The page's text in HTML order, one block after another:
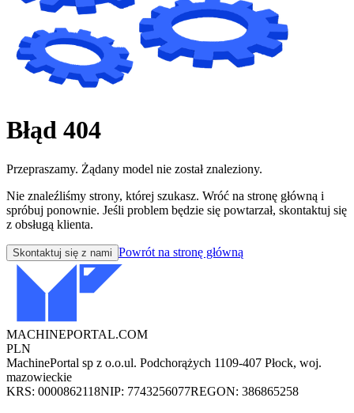
Błąd 404
Przepraszamy. Żądany model nie został znaleziony.
Nie znaleźliśmy strony, której szukasz. Wróć na stronę główną i
spróbuj ponownie. Jeśli problem będzie się powtarzał, skontaktuj się
z obsługą klienta.
Skontaktuj się z nami Powrót na stronę główną
MACHINEPORTAL.COM
PLN
MachinePortal sp z o.o.ul. Podchorążych 1109-407 Płock, woj.
mazowieckie
KRS: 0000862118NIP: 7743256077REGON: 386865258